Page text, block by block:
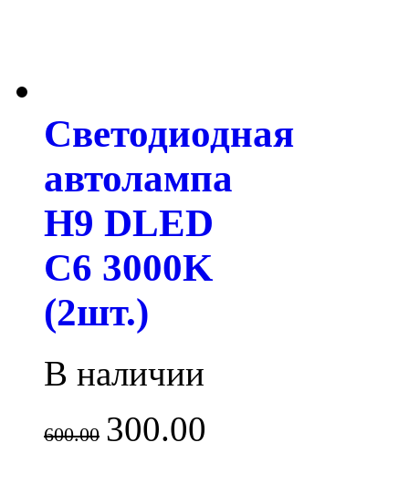
Светодиодная
автолампа
H9 DLED
C6 3000K
(2шт.)
В наличии
600.00 300.00